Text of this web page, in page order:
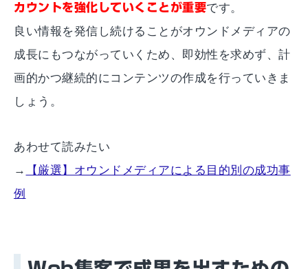
カウントを強化していくことが重要です。
良い情報を発信し続けることがオウンドメディアの
成長にもつながっていくため、即効性を求めず、計
画的かつ継続的にコンテンツの作成を行っていきま
しょう。
あわせて読みたい
→
【厳選】オウンドメディアによる目的別の成功事
例